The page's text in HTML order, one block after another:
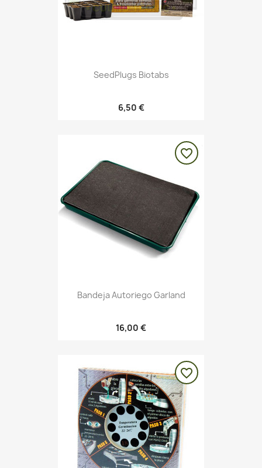
SeedPlugs Biotabs
6,50 €
Bandeja Autoriego Garland
16,00 €
favorite_border
favorite_border